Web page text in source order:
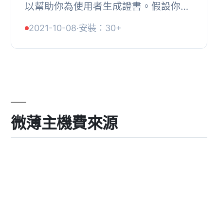
以幫助你為使用者生成證書。假設你是
很多課程，你需要為每個學生的每門課
生成證書，...
2021-10-08·安裝：30+
微薄主機費來源